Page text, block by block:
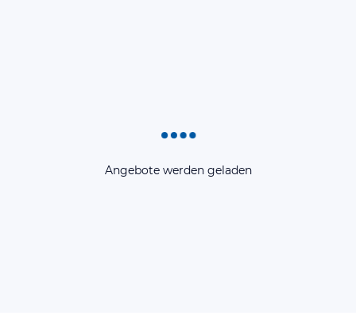
Angebote werden geladen